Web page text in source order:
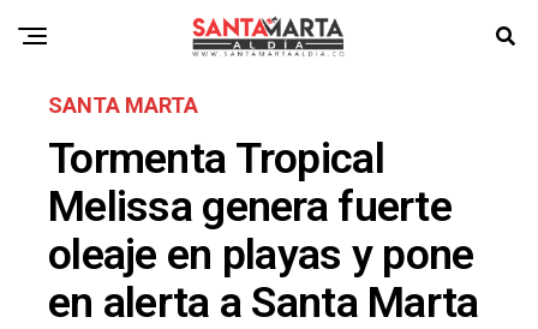
SANTA MARTA
Tormenta Tropical
Melissa genera fuerte
oleaje en playas y pone
en alerta a Santa Marta